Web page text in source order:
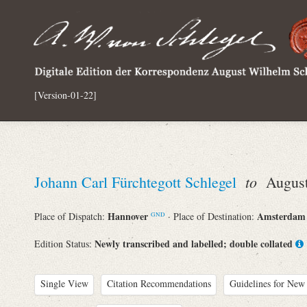
[Version-01-22]
Johann Carl Fürchtegott Schlegel to
Place of Dispatch: Hannover GND · Place of Destination: Amsterdam
Edition Status: Newly transcribed and labelled; double collated
Single View Citation Recommendations Guidelines for